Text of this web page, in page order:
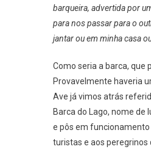
barqueira, advertida por
para nos passar para o
jantar ou em minha casa
Como seria a barca, que
Provavelmente haveria
Ave já vimos atrás
Barca do Lago, nome
e pôs em funcionamento
turistas e aos peregrinos